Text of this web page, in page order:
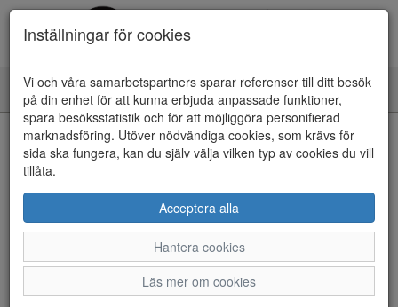
Toggle
navigation
HEM
Inställningar för cookies
Vi och våra samarbetspartners sparar referenser till ditt besök
på din enhet för att kunna erbjuda anpassade funktioner,
spara besöksstatistik och för att möjliggöra personifierad
marknadsföring. Utöver nödvändiga cookies, som krävs för
sida ska fungera, kan du själv välja vilken typ av cookies du vill
tillåta.
Acceptera alla
Hantera cookies
Läs mer om cookies